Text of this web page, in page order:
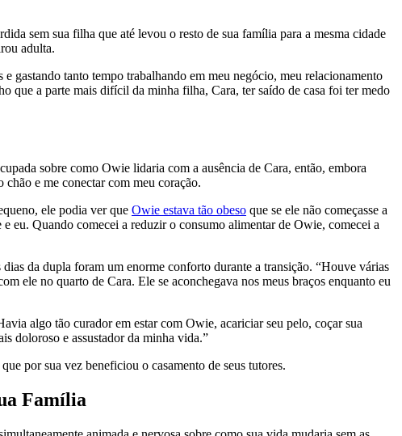
sem sua filha que até levou o resto de sua família para a mesma cidade
adulta.
gastando tanto tempo trabalhando em meu negócio, meu relacionamento
que a parte mais difícil da minha filha, Cara, ter saído de casa foi ter medo
sobre como Owie lidaria com a ausência de Cara, então, embora
e me conectar com meu coração.
ele podia ver que Owie estava tão obeso que se ele não começasse a
eu. Quando comecei a reduzir o consumo alimentar de Owie, comecei a
da dupla foram um enorme conforto durante a transição. “Houve várias
ele no quarto de Cara. Ele se aconchegava nos meus braços enquanto eu
algo tão curador em estar com Owie, acariciar seu pelo, coçar sua
doloroso e assustador da minha vida.”
por sua vez beneficiou o casamento de seus tutores.
Família